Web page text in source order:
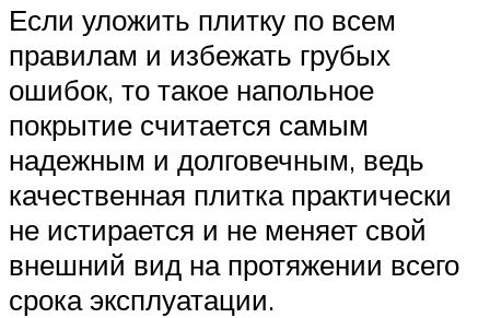
Если уложить плитку по всем
правилам и избежать грубых
ошибок, то такое напольное
покрытие считается самым
надежным и долговечным, ведь
качественная плитка практически
не истирается и не меняет свой
внешний вид на протяжении всего
срока эксплуатации.